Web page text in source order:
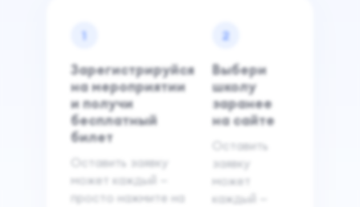
1
Зарегистрируйся
на мероприятии
и получи
бесплатный
билет
Оставить заявку
может каждый —
просто нажмите на
2
Выбери
школу
заранее
на сайте
Оставить
заявку
может
каждый —